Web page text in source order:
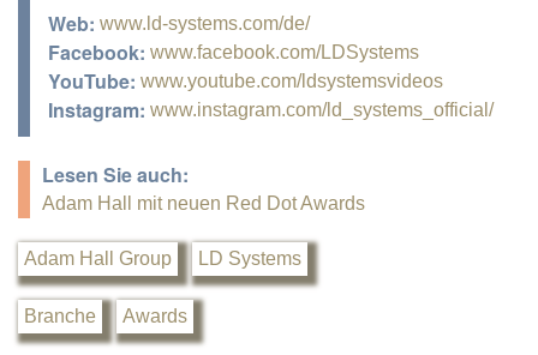
Web: www.ld-systems.com/de/
Facebook: www.facebook.com/LDSystems
YouTube: www.youtube.com/ldsystemsvideos
Instagram: www.instagram.com/ld_systems_official/
Lesen Sie auch:
Adam Hall mit neuen Red Dot Awards
Adam Hall Group LD Systems
Branche Awards